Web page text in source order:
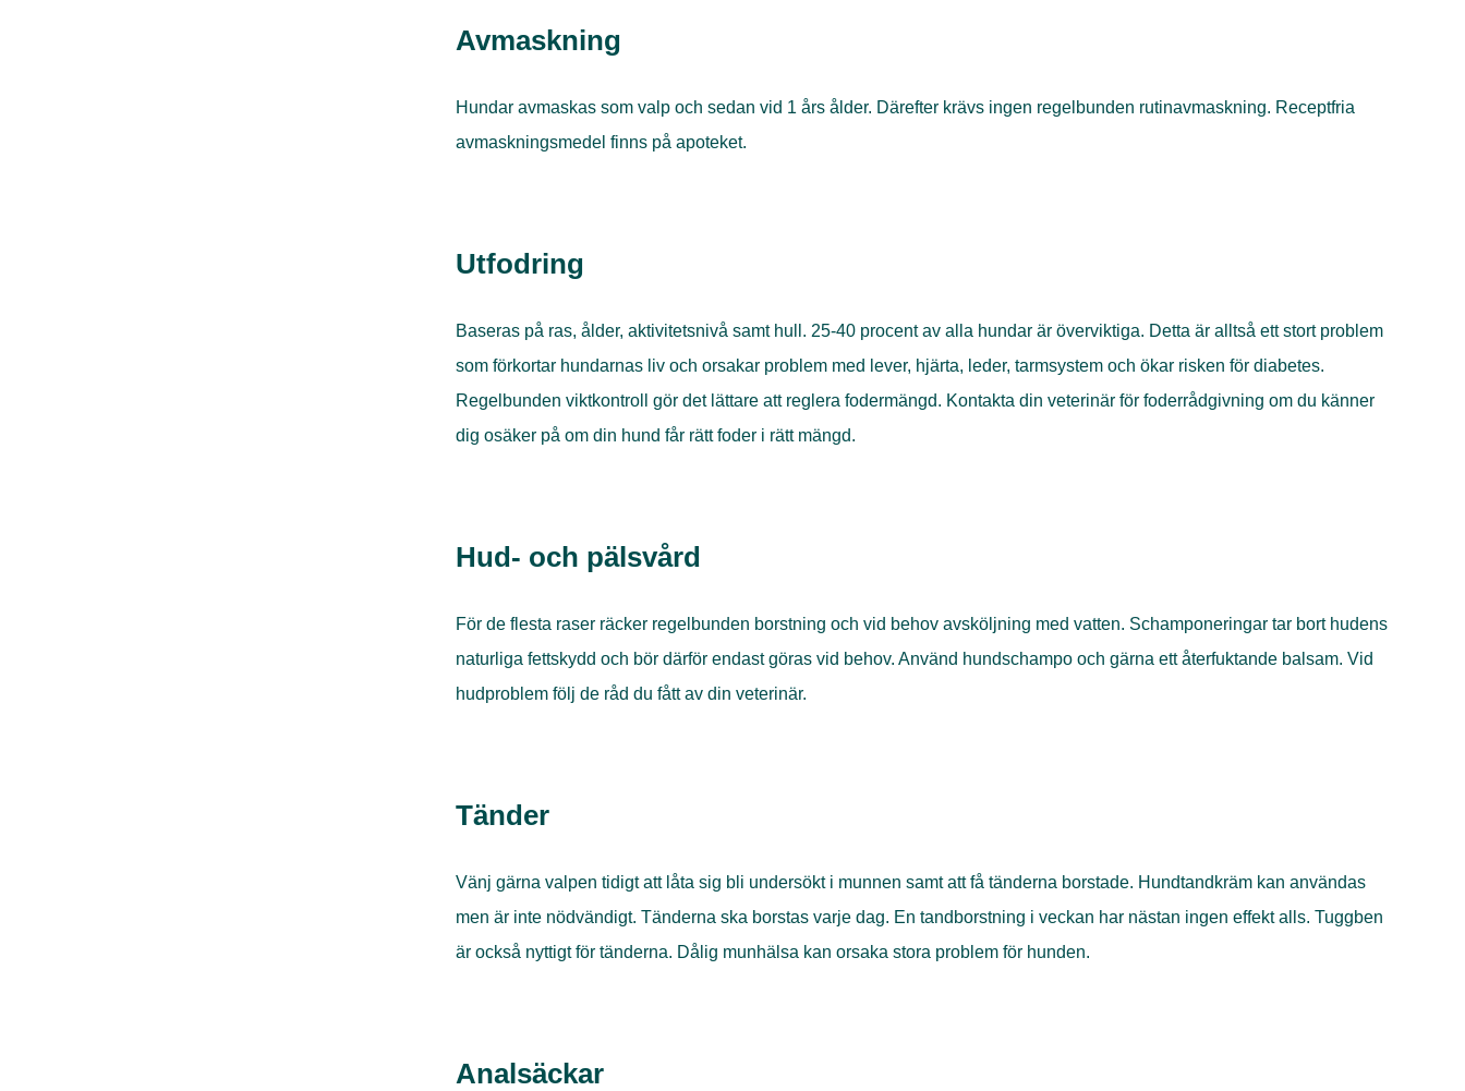
Avmaskning
Hundar avmaskas som valp och sedan vid 1 års ålder. Därefter krävs ingen regelbunden rutinavmaskning. Receptfria
avmaskningsmedel finns på apoteket.
Utfodring
Baseras på ras, ålder, aktivitetsnivå samt hull. 25-40 procent av alla hundar är överviktiga. Detta är alltså ett stort problem
som förkortar hundarnas liv och orsakar problem med lever, hjärta, leder, tarmsystem och ökar risken för diabetes.
Regelbunden viktkontroll gör det lättare att reglera fodermängd. Kontakta din veterinär för foderrådgivning om du känner
dig osäker på om din hund får rätt foder i rätt mängd.
Hud- och pälsvård
För de flesta raser räcker regelbunden borstning och vid behov avsköljning med vatten. Schamponeringar tar bort hudens
naturliga fettskydd och bör därför endast göras vid behov. Använd hundschampo och gärna ett återfuktande balsam. Vid
hudproblem följ de råd du fått av din veterinär.
Tänder
Vänj gärna valpen tidigt att låta sig bli undersökt i munnen samt att få tänderna borstade. Hundtandkräm kan användas
men är inte nödvändigt. Tänderna ska borstas varje dag. En tandborstning i veckan har nästan ingen effekt alls. Tuggben
är också nyttigt för tänderna. Dålig munhälsa kan orsaka stora problem för hunden.
Analsäckar